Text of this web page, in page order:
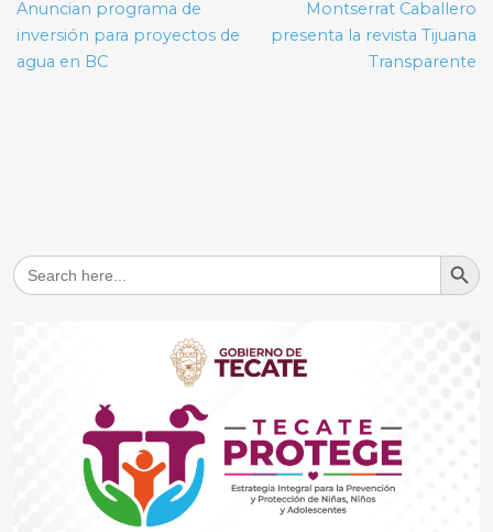
entradas
Anuncian programa de
inversión para proyectos de
agua en BC
Montserrat Caballero
presenta la revista Tijuana
Transparente
Search
for:
Search